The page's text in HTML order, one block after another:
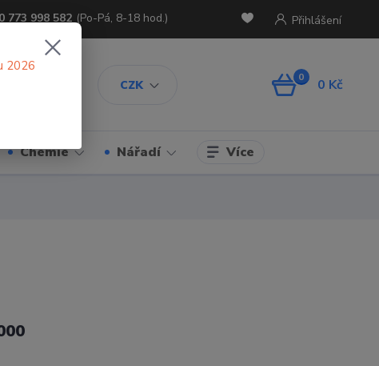
CZK
Přihlášení
773 998 582 (Po-Pá, 8-18 hod.)
0 0 Kč
Chemie Nářadí Více
2026